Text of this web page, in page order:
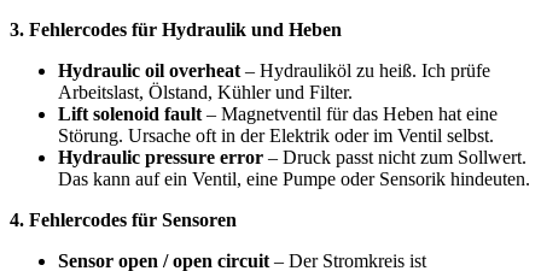
3. Fehlercodes für Hydraulik und Heben
Hydraulic oil overheat – Hydrauliköl zu heiß. Ich prüfe
Arbeitslast, Ölstand, Kühler und Filter.
Lift solenoid fault – Magnetventil für das Heben hat eine
Störung. Ursache oft in der Elektrik oder im Ventil selbst.
Hydraulic pressure error – Druck passt nicht zum Sollwert.
Das kann auf ein Ventil, eine Pumpe oder Sensorik hindeuten.
4. Fehlercodes für Sensoren
Sensor open / open circuit – Der Stromkreis ist